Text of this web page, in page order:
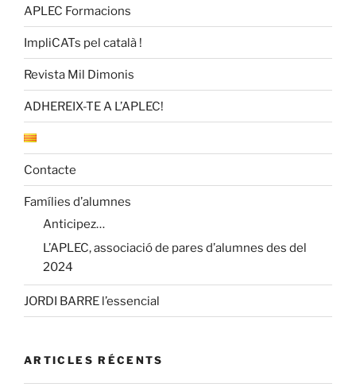
APLEC Formacions
ImpliCATs pel català !
Revista Mil Dimonis
ADHEREIX-TE A L’APLEC!
Contacte
Famílies d’alumnes
Anticipez…
L’APLEC, associació de pares d’alumnes des del
2024
JORDI BARRE l’essencial
ARTICLES RÉCENTS